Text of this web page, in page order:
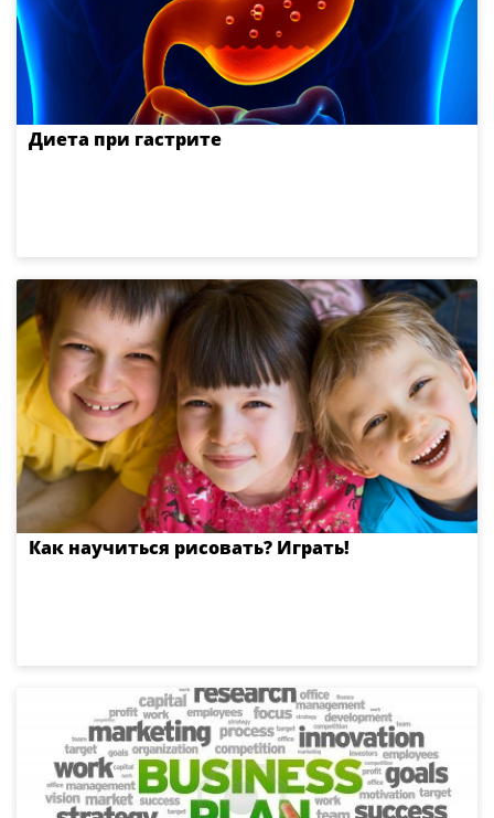
Диета при гастрите
Как научиться рисовать? Играть!